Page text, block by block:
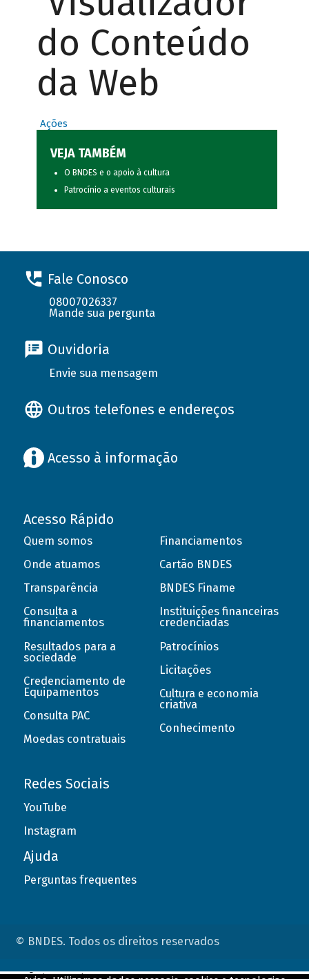
do Conteúdo
da Web
Ações
VEJA TAMBÉM
O BNDES e o apoio à cultura
Patrocínio a eventos culturais
Fale Conosco
08007026337
Mande sua pergunta
Ouvidoria
Envie sua mensagem
Outros telefones e endereços
Acesso à informação
Acesso Rápido
Quem somos
Onde atuamos
Transparência
Consulta a
financiamentos
Resultados para a
sociedade
Credenciamento de
Equipamentos
Consulta PAC
Moedas contratuais
Financiamentos
Cartão BNDES
BNDES Finame
Instituições financeiras
credenciadas
Patrocínios
Licitações
Cultura e economia
criativa
Conhecimento
Redes Sociais
YouTube
Instagram
Ajuda
Perguntas frequentes
© BNDES. Todos os direitos reservados